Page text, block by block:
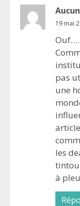
19 mai
pas
une
les
à